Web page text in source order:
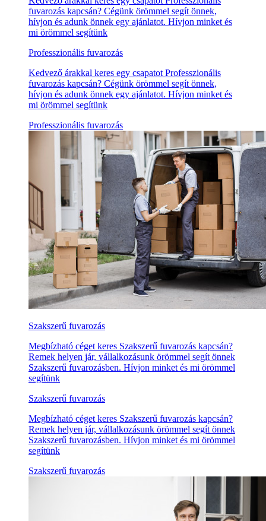
fuvarozás kapcsán? Cégünk örömmel segít önnek,
hívjon és adunk önnek egy ajánlatot. Hívjon minket és
mi örömmel segítünk
Professzionális fuvarozás
Kedvező árakkal keres egy csapatot Professzionális
fuvarozás kapcsán? Cégünk örömmel segít önnek,
hívjon és adunk önnek egy ajánlatot. Hívjon minket és
mi örömmel segítünk
Professzionális fuvarozás
Szakszerű fuvarozás
Megbízható céget keres Szakszerű fuvarozás kapcsán?
Remek helyen jár, vállalkozásunk örömmel segít önnek
Szakszerű fuvarozásben. Hívjon minket és mi örömmel
segítünk
Szakszerű fuvarozás
Megbízható céget keres Szakszerű fuvarozás kapcsán?
Remek helyen jár, vállalkozásunk örömmel segít önnek
Szakszerű fuvarozásben. Hívjon minket és mi örömmel
segítünk
Szakszerű fuvarozás